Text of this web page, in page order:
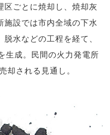
ごとに焼却し、焼却灰
施設では市内全域の下水
水などの工程を経て、
生成。民間の火力発電所
却される見通し。